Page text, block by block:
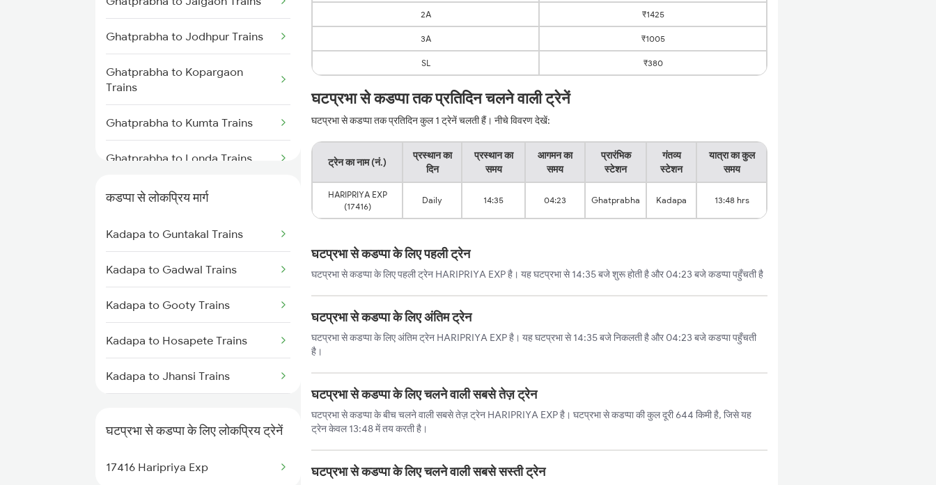
Ghatprabha to Thane Trains
Kadapa to Koduru Trains
Kadapa to Nandalur Trains
Kadapa to Raichur Trains
Kadapa to Dibbanadoddi Trains
Kadapa to Arakkonam Trains
Kadapa to Adoni Trains
Kadapa to Chennai Trains
Ghatprabha to Jodhpur Trains
Ghatprabha to Kopargaon
Trains
Ghatprabha to Kumta Trains
Ghatprabha to Londa Trains
Ghatprabha to Dibbanadoddi
Ghatprabha to Goa Trains
Ghatprabha to Miraj Trains
Ghatprabha to Mathura Trains
Ghatprabha to Mysore Trains
Ghatprabha to New Delhi Trains
कडप्पा से लोकप्रिय मार्ग
Kadapa to Guntakal Trains
Kadapa to Gadwal Trains
Kadapa to Gooty Trains
Kadapa to Hosapete Trains
Kadapa to Jhansi Trains
घटप्रभा से कडप्पा के लिए लोकप्रिय ट्रेनें
17416 Haripriya Exp
2A ₹1425
3A ₹1005
SL ₹380
घटप्रभा से कडप्पा तक प्रतिदिन चलने वाली ट्रेनें
घटप्रभा से कडप्पा तक प्रतिदिन कुल 1 ट्रेनें चलती हैं। नीचे विवरण देखें:
ट्रेन का नाम (नं.)
प्रस्थान का
दिन
प्रस्थान का
समय
आगमन का
समय
प्रारंभिक
स्टेशन
गंतव्य
स्टेशन
यात्रा का कुल
समय
HARIPRIYA EXP
(17416)
Daily 14:35 04:23 Ghatprabha Kadapa 13:48 hrs
घटप्रभा से कडप्पा के लिए पहली ट्रेन
घटप्रभा से कडप्पा के लिए पहली ट्रेन HARIPRIYA EXP है। यह घटप्रभा से 14:35 बजे शुरू होती है और 04:23 बजे कडप्पा पहुँचती है
घटप्रभा से कडप्पा के लिए अंतिम ट्रेन
घटप्रभा से कडप्पा के लिए अंतिम ट्रेन HARIPRIYA EXP है। यह घटप्रभा से 14:35 बजे निकलती है और 04:23 बजे कडप्पा पहुँचती
है।
घटप्रभा से कडप्पा के लिए चलने वाली सबसे तेज़ ट्रेन
घटप्रभा से कडप्पा के बीच चलने वाली सबसे तेज़ ट्रेन HARIPRIYA EXP है। घटप्रभा से कडप्पा की कुल दूरी 644 किमी है, जिसे यह
ट्रेन केवल 13:48 में तय करती है।
घटप्रभा से कडप्पा के लिए चलने वाली सबसे सस्ती ट्रेन